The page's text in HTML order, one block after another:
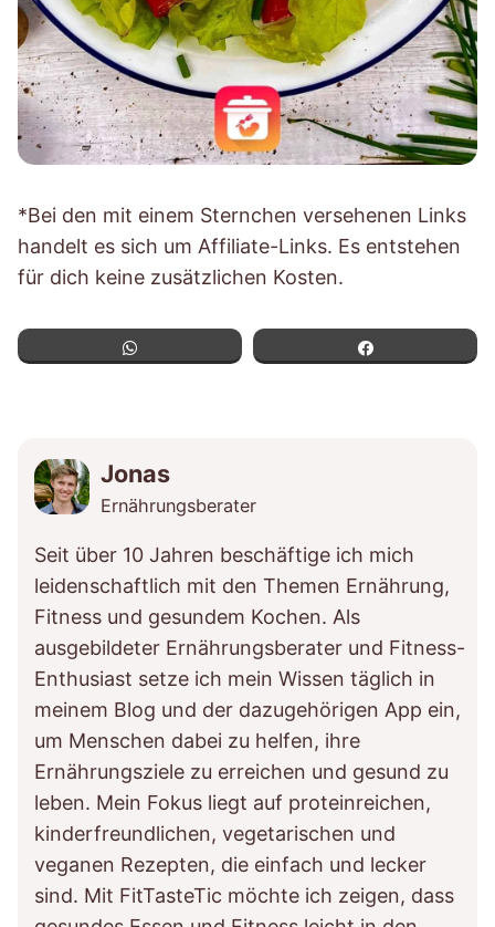
*Bei den mit einem Sternchen versehenen Links
handelt es sich um Affiliate-Links. Es entstehen
für dich keine zusätzlichen Kosten.
Jonas
Ernährungsberater
Seit über 10 Jahren beschäftige ich mich
leidenschaftlich mit den Themen Ernährung,
Fitness und gesundem Kochen. Als
ausgebildeter Ernährungsberater und Fitness-
Enthusiast setze ich mein Wissen täglich in
meinem Blog und der dazugehörigen App ein,
um Menschen dabei zu helfen, ihre
Ernährungsziele zu erreichen und gesund zu
leben. Mein Fokus liegt auf proteinreichen,
kinderfreundlichen, vegetarischen und
veganen Rezepten, die einfach und lecker
sind. Mit FitTasteTic möchte ich zeigen, dass